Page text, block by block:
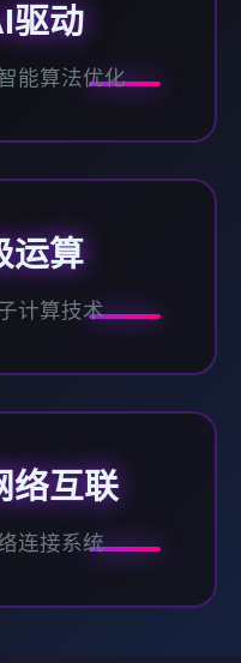
驱动
能算法优化
运算
计算技术
络互联
连接系统